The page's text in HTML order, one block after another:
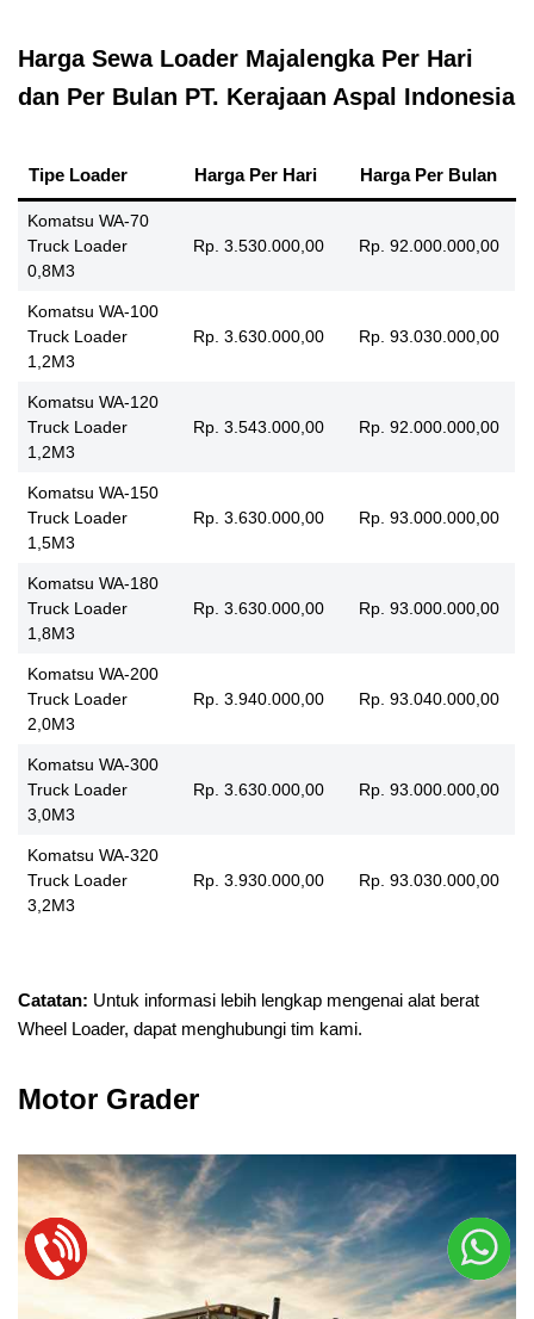
Harga Sewa Loader Majalengka Per Hari
dan Per Bulan PT. Kerajaan Aspal Indonesia
Tipe Loader Harga Per Hari Harga Per Bulan
Komatsu WA-70
Truck Loader
0,8M3
Rp. 3.530.000,00 Rp. 92.000.000,00
Komatsu WA-100
Truck Loader
1,2M3
Rp. 3.630.000,00 Rp. 93.030.000,00
Komatsu WA-120
Truck Loader
1,2M3
Rp. 3.543.000,00 Rp. 92.000.000,00
Komatsu WA-150
Truck Loader
1,5M3
Rp. 3.630.000,00 Rp. 93.000.000,00
Komatsu WA-180
Truck Loader
1,8M3
Rp. 3.630.000,00 Rp. 93.000.000,00
Komatsu WA-200
Truck Loader
2,0M3
Rp. 3.940.000,00 Rp. 93.040.000,00
Komatsu WA-300
Truck Loader
3,0M3
Rp. 3.630.000,00 Rp. 93.000.000,00
Komatsu WA-320
Truck Loader
3,2M3
Rp. 3.930.000,00 Rp. 93.030.000,00
Catatan: Untuk informasi lebih lengkap mengenai alat berat
Wheel Loader, dapat menghubungi tim kami.
Motor Grader